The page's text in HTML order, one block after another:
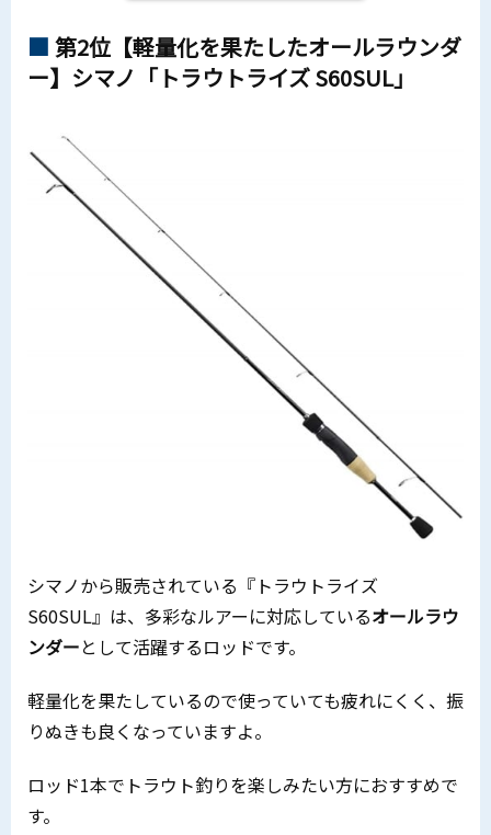
第2位【軽量化を果たしたオールラウンダ
ー】シマノ「トラウトライズ S60SUL」
シマノから販売されている『トラウトライズ
S60SUL』は、多彩なルアーに対応しているオールラウ
ンダーとして活躍するロッドです。
軽量化を果たしているので使っていても疲れにくく、振
りぬきも良くなっていますよ。
ロッド1本でトラウト釣りを楽しみたい方におすすめで
す。